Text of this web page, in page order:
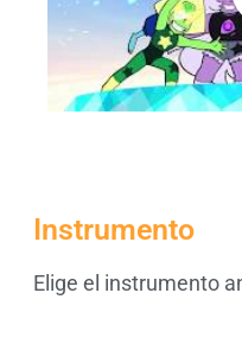
Instrumento
Elige el instrumento